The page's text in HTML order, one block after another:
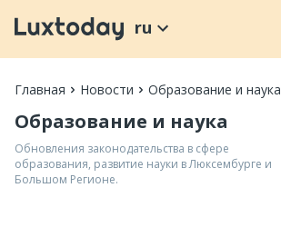
ru
Главная Новости Образование и наука
Образование и наука
Обновления законодательства в сфере
образования, развитие науки в Люксембурге и
Большом Регионе.